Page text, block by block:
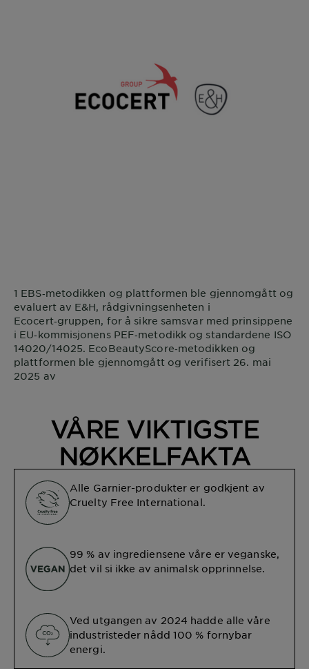
1 EBS‑metodikken og plattformen ble gjennomgått og
evaluert av E&H, rådgivningsenheten i
Ecocert‑gruppen, for å sikre samsvar med prinsippene
i EU‑kommisjonens PEF‑metodikk og standardene ISO
14020/14025. EcoBeautyScore‑metodikken og
plattformen ble gjennomgått og verifisert 26. mai
2025 av
VÅRE VIKTIGSTE
NØKKELFAKTA
Alle Garnier-produkter er godkjent av
Cruelty Free International.
99 % av ingrediensene våre er veganske,
det vil si ikke av animalsk opprinnelse.
Ved utgangen av 2024 hadde alle våre
industristeder nådd 100 % fornybar
energi.